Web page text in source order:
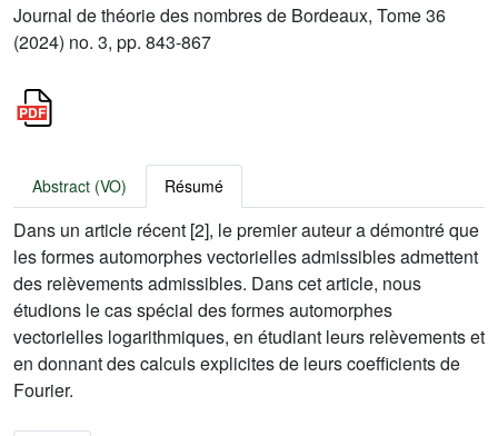
Journal de théorie des nombres de Bordeaux, Tome 36
(2024) no. 3, pp. 843-867
Abstract (VO) Résumé
Dans un article récent [2], le premier auteur a démontré que
les formes automorphes vectorielles admissibles admettent
des relèvements admissibles. Dans cet article, nous
étudions le cas spécial des formes automorphes
vectorielles logarithmiques, en étudiant leurs relèvements et
en donnant des calculs explicites de leurs coefficients de
Fourier.